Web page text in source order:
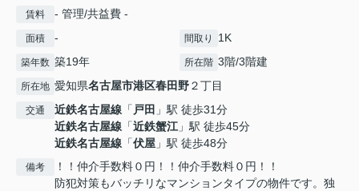
賃料 - 管理/共益費 -
面積 - 間取り 1K
築年数 築19年 所在階 3階/3階建
所在地 愛知県名古屋市港区春田野２丁目
交通 近鉄名古屋線 「 戸田 」駅 徒歩31分
近鉄名古屋線 「近鉄蟹江 」駅 徒歩45分
近鉄名古屋線 「伏屋 」駅 徒歩48分
備考
！！仲介手数料０円！！仲介手数料０円！！
防犯対策もバッチリなマンションタイプの物件です。独